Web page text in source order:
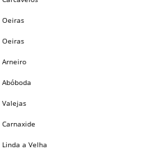
Oeiras
Oeiras
Arneiro
Abóboda
Valejas
Carnaxide
Linda a Velha